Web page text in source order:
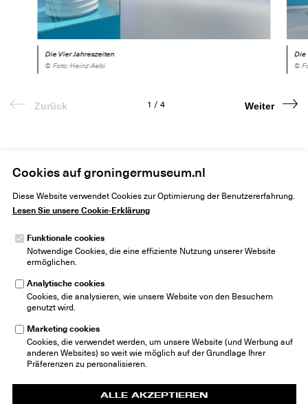
Cookies auf groningermuseum.nl
Diese Website verwendet Cookies zur Optimierung der Benutzererfahrung.
Lesen Sie unsere Cookie-Erklärung
Funktionale cookies
Notwendige Cookies, die eine effiziente Nutzung unserer Website
ermöglichen.
Analytische cookies
Cookies, die analysieren, wie unsere Website von den Besuchern
genutzt wird.
Marketing cookies
Cookies, die verwendet werden, um unsere Website (und Werbung auf
anderen Websites) so weit wie möglich auf der Grundlage Ihrer
Präferenzen zu personalisieren.
ALLE AKZEPTIEREN
Die Vier Jahreszeiten
© Foto: Heinz Aebi
Die
©
Zurück 1 / 4 Weiter
Museumeiland 1
info@groningermuseum.nl
Tel: +31 50 3 666 555